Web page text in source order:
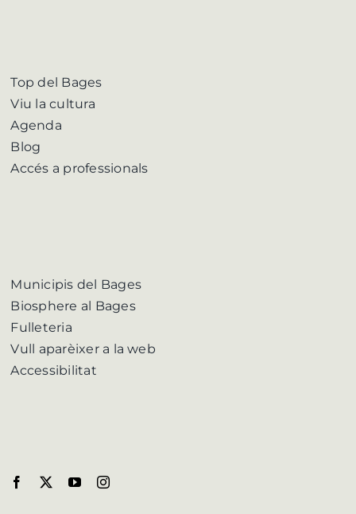
Top del Bages
Viu la cultura
Agenda
Blog
Accés a professionals
Municipis del Bages
Biosphere al Bages
Fulleteria
Vull aparèixer a la web
Accessibilitat